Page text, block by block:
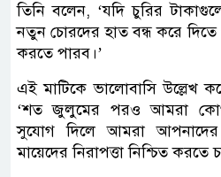
তিনি বলেন, ‘যদি চুরির
নতুন চোরদের হাত বন্ধ করে
করতে পারব।’
এই মাটিকে ভালোবাসি উল্লেখ
‘শত জুলুমের পরও আমরা
সুযোগ দিলে আমরা আপনাদের
মায়েদের নিরাপত্তা নিশ্চিত করতে